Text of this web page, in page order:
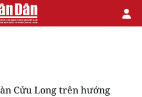
Cửu Long trên hướng